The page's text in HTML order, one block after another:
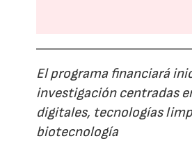
El programa financiará
investigación centradas
digitales, tecnologías
biotecnología